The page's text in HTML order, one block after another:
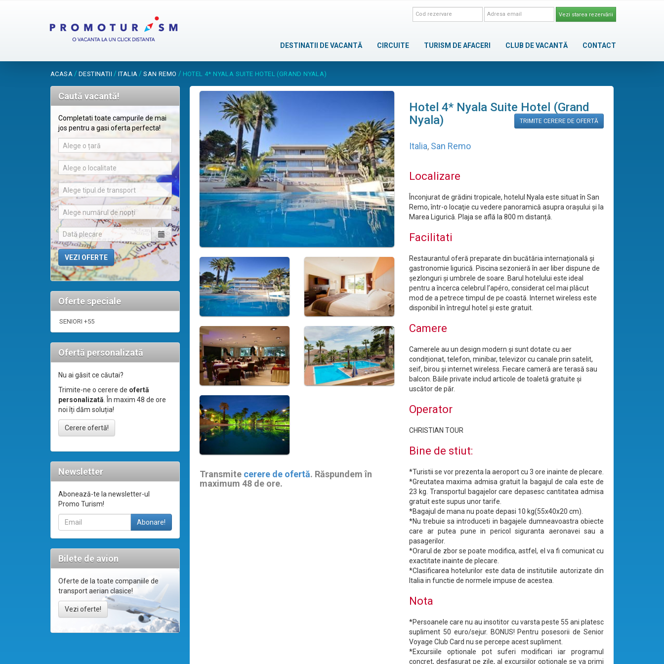
Vezi starea rezervării
DESTINATII DE VACANTĂ CIRCUITE TURISM DE AFACERI CLUB DE VACANTĂ CONTACT
ACASA / DESTINATII / ITALIA /SAN REMO / HOTEL 4* NYALA SUITE HOTEL (GRAND NYALA)
Caută vacantă!
Completati toate campurile de mai
jos pentru a gasi oferta perfecta!
Alege o țară
Alege o localitate
Alege tipul de transport
Alege numărul de nopți
Oferte speciale
SENIORI +55
Ofertă personalizată
Nu ai găsit ce căutai?
Trimite-ne o cerere de ofertă
personalizată. În maxim 48 de ore
noi îți dăm soluția!
Cerere ofertă!
Newsletter
Abonează-te la newsletter-ul
Promo Turism!
Bilete de avion
Oferte de la toate companiile de
transport aerian clasice!
Vezi oferte!
Transmite cerere de ofertă. Răspundem în
maximum 48 de ore.
Hotel 4* Nyala Suite Hotel (Grand
Nyala)
TRIMITE CERERE DE OFERTĂ
Italia, San Remo
Localizare
Înconjurat de grădini tropicale, hotelul Nyala este situat în San
Remo, într-o locaţie cu vedere panoramică asupra orașului și la
Marea Ligurică. Plaja se află la 800 m distanță.
Facilitati
Restaurantul oferă preparate din bucătăria internațională și
gastronomie ligurică. Piscina sezonieră în aer liber dispune de
șezlonguri și umbrele de soare. Barul hotelului este ideal
pentru a încerca celebrul l’apéro, considerat cel mai plăcut
mod de a petrece timpul de pe coastă. Internet wireless este
disponibil în întregul hotel şi este gratuit.
Camere
Camerele au un design modern și sunt dotate cu aer
condiționat, telefon, minibar, televizor cu canale prin satelit,
seif, birou și internet wireless. Fiecare cameră are terasă sau
balcon. Băile private includ articole de toaletă gratuite și
uscător de păr.
Operator
CHRISTIAN TOUR
Bine de stiut:
*Turistii se vor prezenta la aeroport cu 3 ore inainte de plecare.
*Greutatea maxima admisa gratuit la bagajul de cala este de
23 kg. Transportul bagajelor care depasesc cantitatea admisa
gratuit este supus unor tarife.
*Bagajul de mana nu poate depasi 10 kg(55x40x20 cm).
*Nu trebuie sa introduceti in bagajele dumneavoastra obiecte
care ar putea pune in pericol siguranta aeronavei sau a
pasagerilor.
*Orarul de zbor se poate modifica, astfel, el va fi comunicat cu
exactitate inainte de plecare.
*Clasificarea hotelurilor este data de institutiile autorizate din
Italia in functie de normele impuse de acestea.
Nota
*Persoanele care nu au insotitor cu varsta peste 55 ani platesc
supliment 50 euro/sejur. BONUS! Pentru posesorii de Senior
Voyage Club Card nu se percepe acest supliment.
*Excursiile optionale pot suferi modificari iar programul
concret, desfasurat pe zile, al excursiilor optionale se va primi